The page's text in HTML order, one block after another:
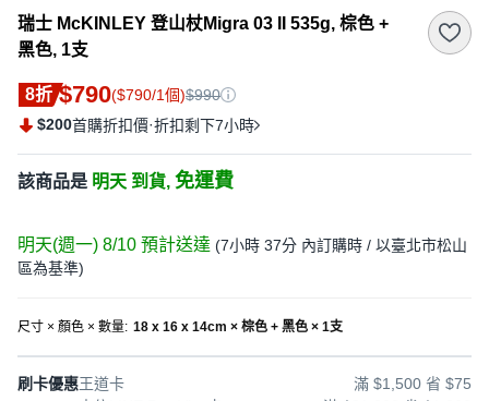
瑞士 McKINLEY 登山杖Migra 03 II 535g, 棕色 +
黑色, 1支
8折 $790($790/1個)$990
$200首購折扣價·折扣剩下7小時
該商品是 明天 到貨, 免運費
明天(週一) 8/10 預計送達 (7小時 37分 內訂購時 / 以臺北市松山
區為基準)
尺寸 × 顏色 × 數量: 18 x 16 x 14cm × 棕色 + 黑色 × 1支
刷卡優惠王道卡
滿 $1,500 省 $75